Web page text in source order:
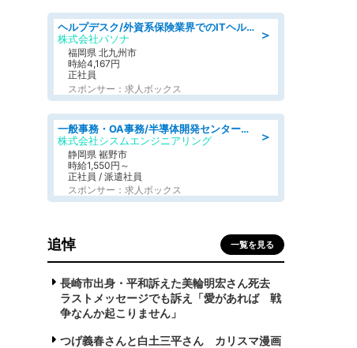
＞
ヘルプデスク/外資系保険業界でのITヘルプデスク業務/駅近/即日勤務可/ヘルプデスク
株式会社パソナ
福岡県 北九州市
時給4,167円
正社員
スポンサー：求人ボックス
＞
一般事務・OA事務/半導体開発センター内で事務&軽作業スタッフ、募集
株式会社シスムエンジニアリング
静岡県 裾野市
時給1,550円～
正社員 / 派遣社員
スポンサー：求人ボックス
追悼 一覧を見る
長崎市出身・平和訴えた美輪明宏さん死去
ラストメッセージでも訴え「愛があれば 戦
争なんか起こりません」
つげ義春さんと白土三平さん カリスマ漫画